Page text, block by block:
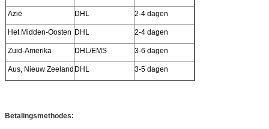
Azië DHL 2-4 dagen
Het Midden-Oosten DHL 2-4 dagen
Zuid-Amerika DHL/EMS 3-6 dagen
Aus, Nieuw Zeeland DHL 3-5 dagen
Betalingsmethodes: